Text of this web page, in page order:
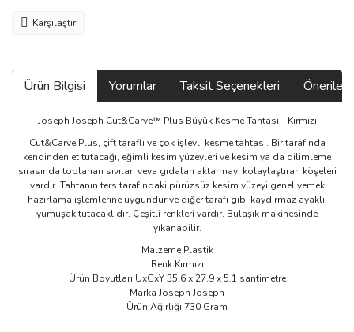
Karşılaştır
Ürün Bilgisi Yorumlar Taksit Seçenekleri
Joseph Joseph Cut&Carve™ Plus Büyük Kesme Tahtası - Kırmızı
Cut&Carve Plus, çift taraflı ve çok işlevli kesme tahtası. Bir tarafında
kendinden et tutacağı, eğimli kesim yüzeyleri ve kesim ya da dilimleme
sırasında toplanan sıvıları veya gıdaları aktarmayı kolaylaştıran köşeleri
vardır. Tahtanın ters tarafındaki pürüzsüz kesim yüzeyi genel yemek
hazırlama işlemlerine uygundur ve diğer tarafı gibi kaydırmaz ayaklı,
yumuşak tutacaklıdır. Çeşitli renkleri vardır. Bulaşık makinesinde
yıkanabilir.
Malzeme Plastik
Renk Kırmızı
Ürün Boyutları UxGxY 35.6 x 27.9 x 5.1 santimetre
Marka Joseph Joseph
Ürün Ağırlığı 730 Gram